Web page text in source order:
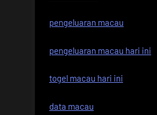
pengeluaran macau
pengeluaran macau hari ini
togel macau hari ini
data macau